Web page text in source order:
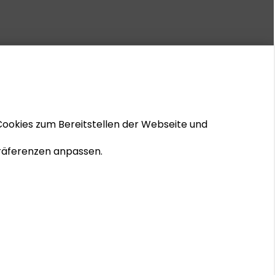
zum Bereitstellen der Webseite und
anpassen.